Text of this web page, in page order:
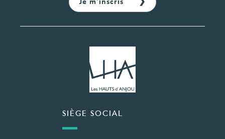
SIÈGE SOCIAL